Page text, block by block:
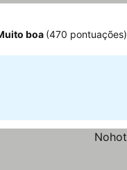
boa (470 pontuações)